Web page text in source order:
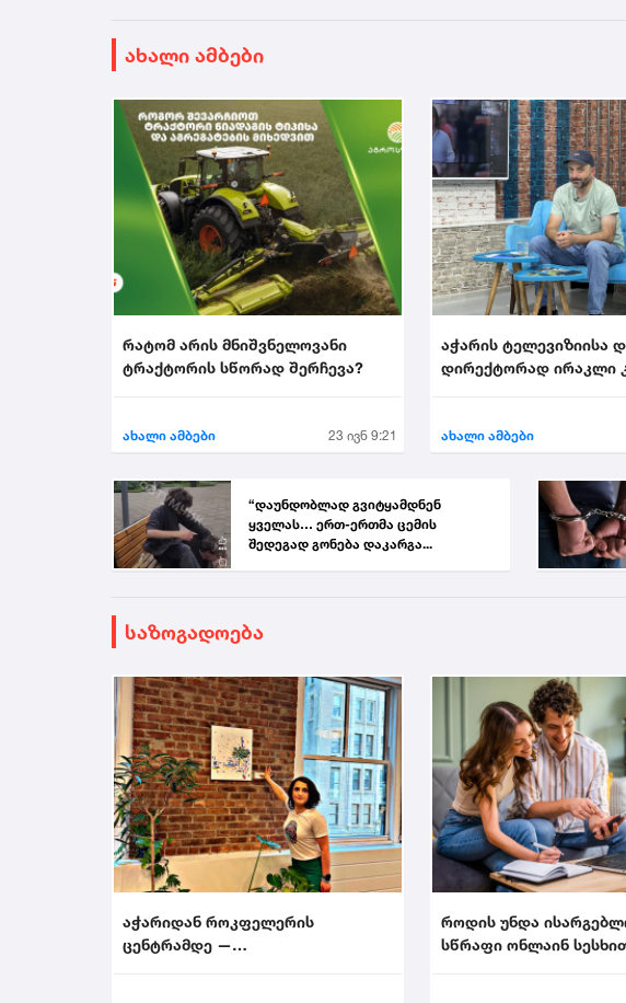
ახალი ამბები
რატომ არის მნიშვნელოვანი
ტრაქტორის სწორად შერჩევა?
ახალი ამბები 23 ივნ 9:21
აჭარის ტელევიზიისა
დირექტორად ირაკლი
ახალი ამბები
“დაუნდობლად გვიტყამდნენ
ყველას… ერთ-ერთმა ცემის
შედეგად გონება დაკარგა...
საზოგადოება
აჭარიდან როკფელერის
ცენტრამდე —
როდის უნდა
სწრაფი ონლაინ